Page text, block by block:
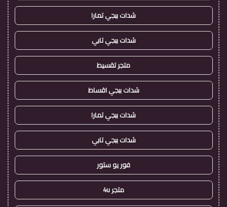
شدات ببجي تمارا
شدات ببجي تابي
متجر تقسيط
شدات ببجي اقساط
شدات ببجي تمارا
شدات ببجي تابي
فور يو ستور
متجر 4u